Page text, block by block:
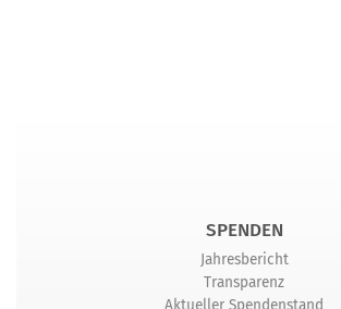
SPENDEN
Jahresbericht
Transparenz
Aktueller Spendenstand